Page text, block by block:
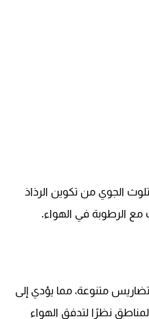
الجوي من تكوين الرذاذ
مع الرطوبة في الهواء.
متنوعة، مما يؤدي إلى
نظرًا لتدفق الهواء